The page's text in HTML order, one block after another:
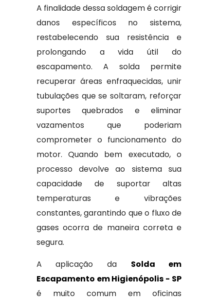
A finalidade dessa soldagem é corrigir
danos específicos no sistema,
restabelecendo sua resistência e
prolongando a vida útil do
escapamento. A solda permite
recuperar áreas enfraquecidas, unir
tubulações que se soltaram, reforçar
suportes quebrados e eliminar
vazamentos que poderiam
comprometer o funcionamento do
motor. Quando bem executado, o
processo devolve ao sistema sua
capacidade de suportar altas
temperaturas e vibrações
constantes, garantindo que o fluxo de
gases ocorra de maneira correta e
segura.
A aplicação da Solda em
Escapamento em Higienópolis - SP
é muito comum em oficinas